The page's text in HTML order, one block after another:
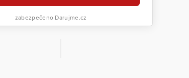
zabezpečeno Darujme.cz